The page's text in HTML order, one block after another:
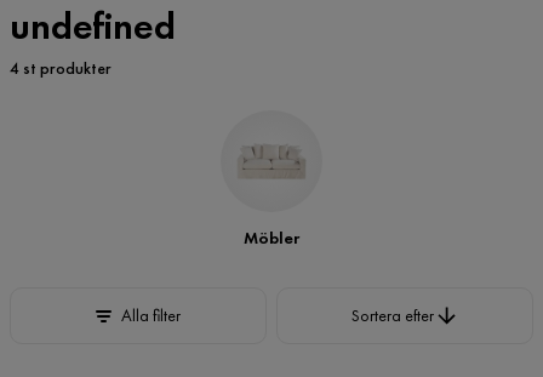
undefined
4 st produkter
Möbler
Alla filter Sortera efter